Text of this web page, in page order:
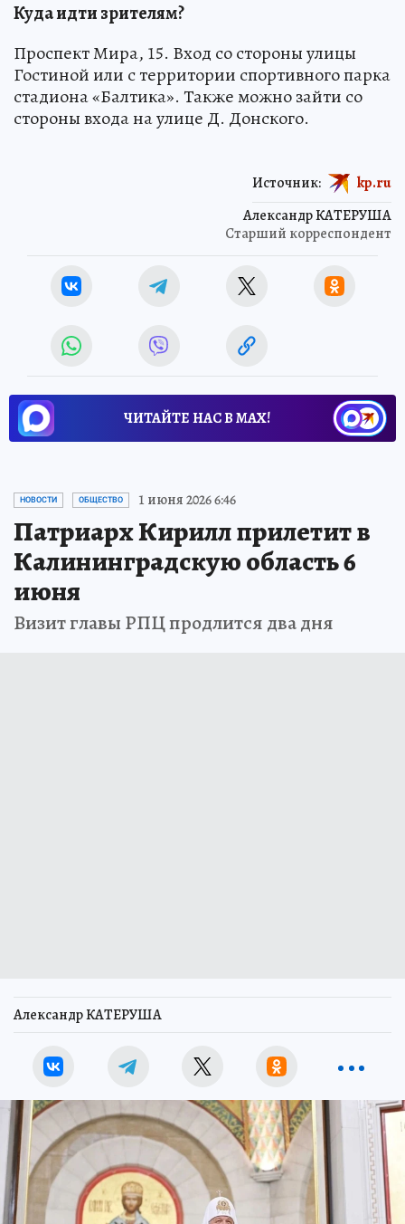
Куда идти зрителям?
Проспект Мира, 15. Вход со стороны улицы
Гостиной или с территории спортивного парка
стадиона «Балтика». Также можно зайти со
стороны входа на улице Д. Донского.
Александр КАТЕРУША
Старший корреспондент
Источник: kp.ru
ЧИТАЙТЕ НАС В МАХ!
НОВОСТИ ОБЩЕСТВО 1 июня 2026 6:46
Патриарх Кирилл прилетит в
Калининградскую область 6
июня
Визит главы РПЦ продлится два дня
Александр КАТЕРУША